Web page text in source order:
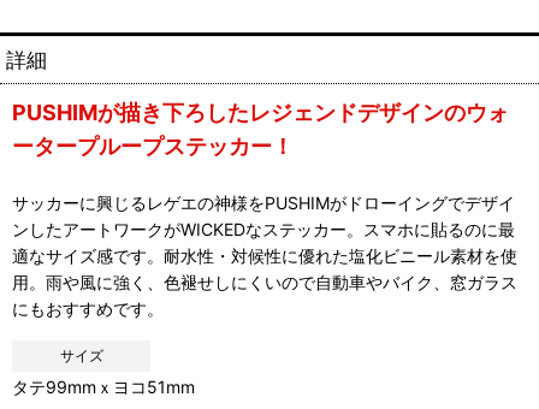
詳細
PUSHIMが描き下ろしたレジェンドデザインのウォ
ータープループステッカー！
サッカーに興じるレゲエの神様をPUSHIMがドローイングでデザイ
ンしたアートワークがWICKEDなステッカー。スマホに貼るのに最
適なサイズ感です。耐水性・対候性に優れた塩化ビニール素材を使
用。雨や風に強く、色褪せしにくいので自動車やバイク、窓ガラス
にもおすすめです。
サイズ
タテ99mmｘヨコ51mm